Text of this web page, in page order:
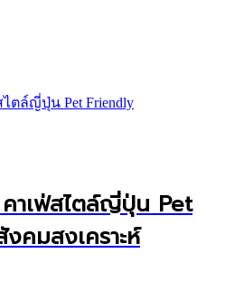
าเฟ่สไตล์ญี่ปุ่น Pet
คมสงเคราะห์